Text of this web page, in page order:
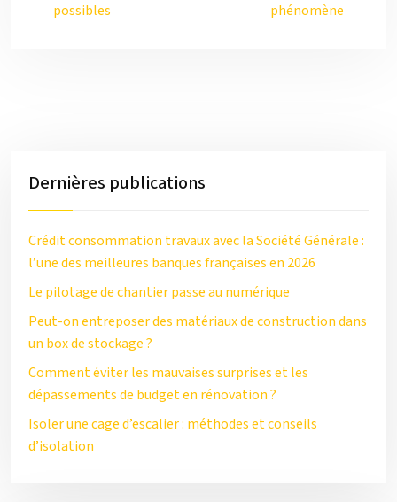
possibles
phénomène
Dernières publications
Crédit consommation travaux avec la Société Générale :
l’une des meilleures banques françaises en 2026
Le pilotage de chantier passe au numérique
Peut-on entreposer des matériaux de construction dans
un box de stockage ?
Comment éviter les mauvaises surprises et les
dépassements de budget en rénovation ?
Isoler une cage d’escalier : méthodes et conseils
d’isolation